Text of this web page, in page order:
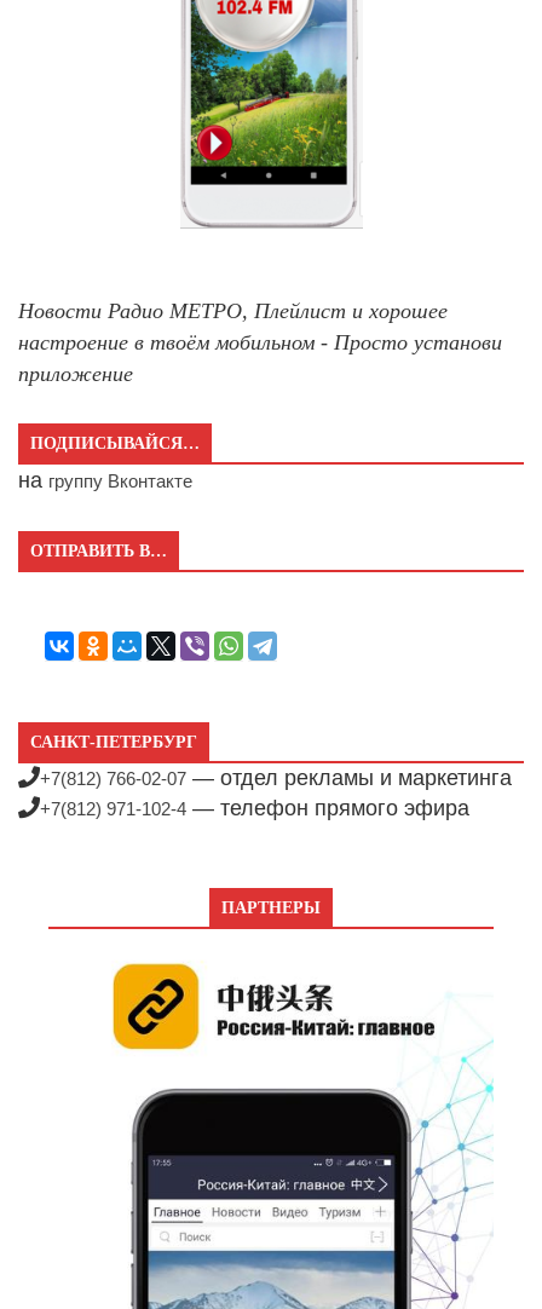
Новости Радио МЕТРО, Плейлист и хорошее
настроение в твоём мобильном - Просто установи
приложение
ПОДПИСЫВАЙСЯ…
на группу Вконтакте
ОТПРАВИТЬ В…
САНКТ-ПЕТЕРБУРГ
+7(812) 766-02-07 — отдел рекламы и маркетинга
+7(812) 971-102-4 — телефон прямого эфира
ПАРТНЕРЫ